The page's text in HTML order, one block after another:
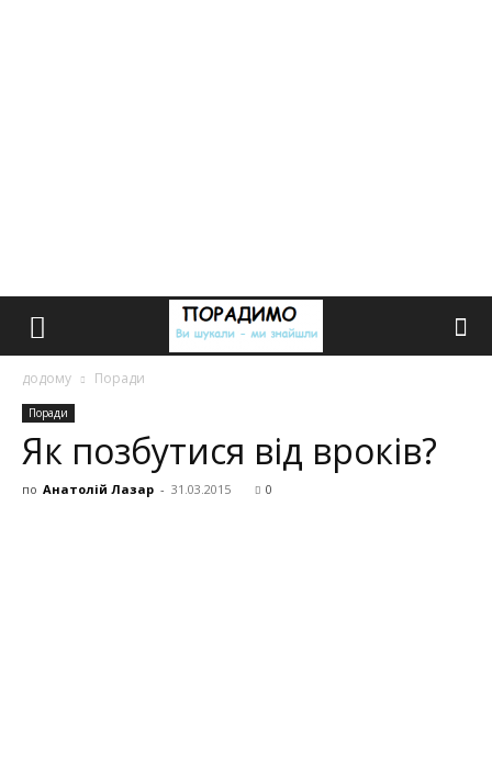
додому Поради
Поради
Як позбутися від вроків?
по Анатолій Лазар - 31.03.2015 0